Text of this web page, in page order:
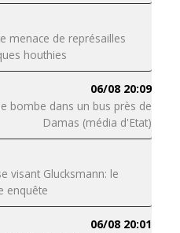
menace de représailles
houthies
06/08 20:09
bombe dans un bus près de
Damas (média d'Etat)
visant Glucksmann: le
enquête
06/08 20:01